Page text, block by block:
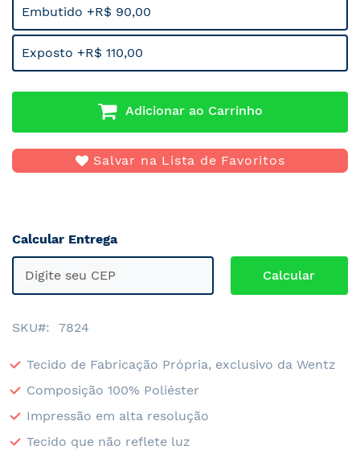
Embutido +R$ 90,00
Exposto +R$ 110,00
Adicionar ao Carrinho
Salvar na Lista de Favoritos
Calcular Entrega
SKU 7824
Tecido de Fabricação Própria, exclusivo da Wentz
Composição 100% Poliéster
Impressão em alta resolução
Tecido que não reflete luz